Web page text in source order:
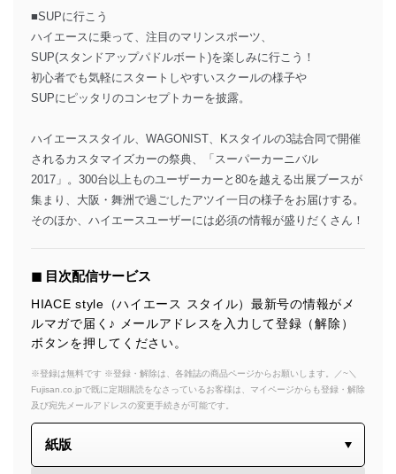
■SUPに行こう
ハイエースに乗って、注目のマリンスポーツ、
SUP(スタンドアップパドルボート)を楽しみに行こう！
初心者でも気軽にスタートしやすいスクールの様子や
SUPにピッタリのコンセプトカーを披露。
ハイエーススタイル、WAGONIST、Kスタイルの3誌合同で開催
されるカスタマイズカーの祭典、「スーパーカーニバル
2017」。300台以上ものユーザーカーと80を越える出展ブースが
集まり、大阪・舞洲で過ごしたアツイ一日の様子をお届けする。
そのほか、ハイエースユーザーには必須の情報が盛りだくさん！
◼︎ 目次配信サービス
HIACE style（ハイエース スタイル）最新号の情報がメ
ルマガで届く♪ メールアドレスを入力して登録（解除）
ボタンを押してください。
※登録は無料です ※登録・解除は、各雑誌の商品ページからお願いします。／~＼
Fujisan.co.jpで既に定期購読をなさっているお客様は、マイページからも登録・解除
及び宛先メールアドレスの変更手続きが可能です。